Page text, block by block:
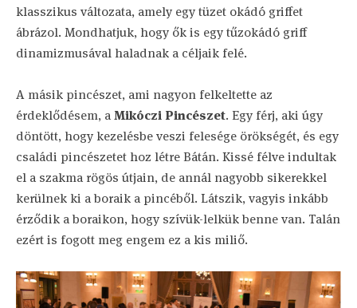
klasszikus változata, amely egy tüzet okádó griffet
ábrázol. Mondhatjuk, hogy ők is egy tűzokádó griff
dinamizmusával haladnak a céljaik felé.
A másik pincészet, ami nagyon felkeltette az
érdeklődésem, aMikóczi Pincészet. Egy férj, aki úgy
döntött, hogy kezelésbe veszi felesége örökségét, és egy
családi pincészetet hoz létre Bátán. Kissé félve indultak
el a szakma rögös útjain, de annál nagyobb sikerekkel
kerülnek ki a boraik a pincéből. Látszik, vagyis inkább
érződik a boraikon, hogy szívük-lelkük benne van. Talán
ezért is fogott meg engem ez a kis miliő.